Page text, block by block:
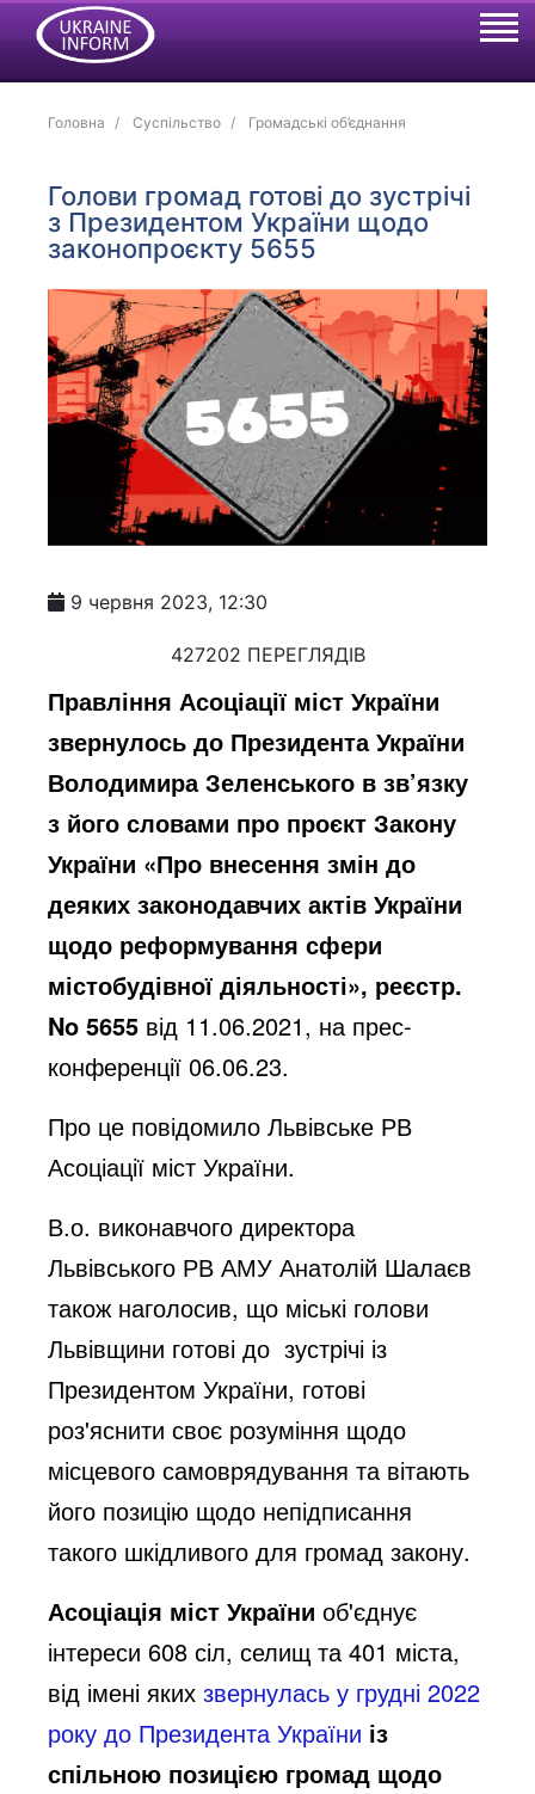
Головна Суспільство Громадські об’єднання
Голови громад готові до зустрічі
з Президентом України щодо
законопроєкту 5655
9 червня 2023, 12:30
427202 ПЕРЕГЛЯДІВ
Правління Асоціації міст України
звернулось до Президента України
Володимира Зеленського в зв’язку
з його словами про проєкт Закону
України «Про внесення змін до
деяких законодавчих актів України
щодо реформування сфери
містобудівної діяльності», реєстр.
No 5655 від 11.06.2021, на прес-
конференції 06.06.23.
Про це повідомило Львівське РВ
Асоціації міст України.
В.о. виконавчого директора
Львівського РВ АМУ Анатолій Шалаєв
також наголосив, що міські голови
Львівщини готові до зустрічі із
Президентом України, готові
роз'яснити своє розуміння щодо
місцевого самоврядування та вітають
його позицію щодо непідписання
такого шкідливого для громад закону.
Асоціація міст України об'єднує
інтереси 608 сіл, селищ та 401 міста,
від імені якихзвернулась у грудні 2022
року до Президента України із
спільною позицією громад щодо